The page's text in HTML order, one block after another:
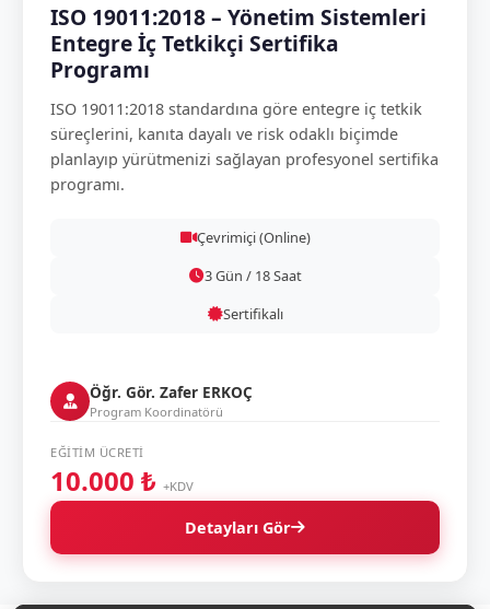
ISO 19011:2018 – Yönetim Sistemleri
Entegre İç Tetkikçi Sertifika
Programı
ISO 19011:2018 standardına göre entegre iç tetkik
süreçlerini, kanıta dayalı ve risk odaklı biçimde
planlayıp yürütmenizi sağlayan profesyonel sertifika
programı.
Çevrimiçi (Online)
3 Gün / 18 Saat
Sertifikalı
Öğr. Gör. Zafer ERKOÇ
Program Koordinatörü
EĞITIM ÜCRETI
10.000 ₺ +KDV
Detayları Gör